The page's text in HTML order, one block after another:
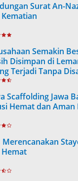
Surat An-
Semakin
Disimpan di
Terjadi Tanpa
Scaffolding Jawa
Hemat dan Aman
Merencanakan